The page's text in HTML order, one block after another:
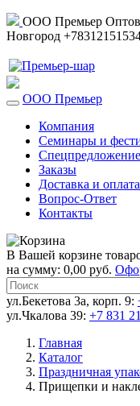
ООО Премьер
Новгород
ООО Премьер
Компания
Семинары и
Спецпредложение
Заказы
Доставка и оплата
Вопрос-Ответ
Контакты
В Вашей корзине
на сумму: 0,00 руб.
ул.Бекетова 3а, корп. 9:
ул.Чкалова 39: +7 831
Главная
Каталог
Праздничная
Прищепки и